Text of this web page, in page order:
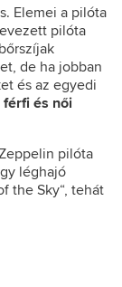
Elemei a pilóta
pilóta
de ha jobban
és az egyedi
és női
pilóta
léghajó
the Sky“, tehát